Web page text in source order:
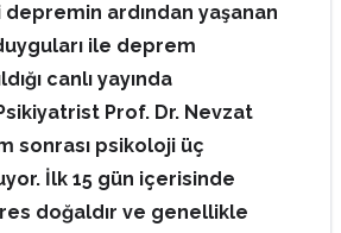
ardından yaşanan
ile deprem
canlı yayında
Prof. Dr. Nevzat
sonrası psikoloji üç
İlk 15 gün içerisinde
doğaldır ve genellikle